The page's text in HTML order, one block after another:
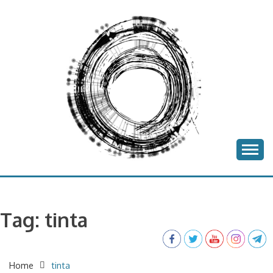
BATEA
Tag: tinta
Home tinta